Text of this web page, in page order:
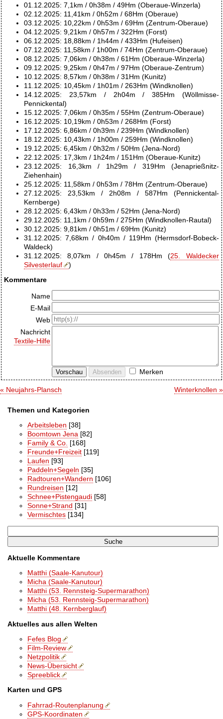
01.12.2025: 7,1km / 0h38m / 49Hm (Oberaue-Winzerla)
02.12.2025: 11,41km / 0h52m / 68Hm (Oberaue)
03.12.2025: 10,22km / 0h53m / 69Hm (Zentrum-Oberaue)
04.12.2025: 9,21km / 0h57m / 322Hm (Forst)
06.12.2025: 18,88km / 1h44m / 433Hm (Hufeisen)
07.12.2025: 11,58km / 1h00m / 74Hm (Zentrum-Oberaue)
08.12.2025: 7,06km / 0h38m / 61Hm (Oberaue-Winzerla)
09.12.2025: 9,25km / 0h47m / 97Hm (Oberaue-Zentrum)
10.12.2025: 8,57km / 0h38m / 31Hm (Kunitz)
11.12.2025: 10,45km / 1h01m / 263Hm (Windknollen)
14.12.2025: 23,57km / 2h04m / 385Hm (Wöllmisse-
Pennickental)
15.12.2025: 7,06km / 0h35m / 55Hm (Zentrum-Oberaue)
16.12.2025: 10,19km / 0h53m / 268Hm (Forst)
17.12.2025: 6,86km / 0h39m / 239Hm (Windknollen)
18.12.2025: 10,43km / 1h00m / 259Hm (Windknollen)
19.12.2025: 6,45km / 0h32m / 50Hm (Jena-Nord)
22.12.2025: 17,3km / 1h24m / 151Hm (Oberaue-Kunitz)
23.12.2025: 16,3km / 1h29m / 319Hm (Jenaprießnitz-
Ziehenhain)
25.12.2025: 11,58km / 0h53m / 78Hm (Zentrum-Oberaue)
27.12.2025: 23,53km / 2h08m / 587Hm (Pennickental-
Kernberge)
28.12.2025: 6,43km / 0h33m / 52Hm (Jena-Nord)
29.12.2025: 11,1km / 0h59m / 275Hm (Windknollen-Rautal)
30.12.2025: 9,81km / 0h51m / 69Hm (Kunitz)
31.12.2025: 7,68km / 0h40m / 119Hm (Hermsdorf-Bobeck-
Waldeck)
31.12.2025: 8,07km / 0h45m / 178Hm (25. Waldecker
Silvesterlauf
)
Kommentare
Name
E-Mail
Web
Nachricht
Textile-Hilfe
Merken
« Neujahrs-Plansch Winterknollen »
Themen und Kategorien
Arbeitsleben [38]
Boomtown Jena [82]
Family & Co. [168]
Freunde+Freizeit [119]
Laufen [93]
Paddeln+Segeln [35]
Radtouren+Wandern [106]
Rundreisen [12]
Schnee+Pistengaudi [58]
Sonne+Strand [31]
Vermischtes [134]
Aktuelle Kommentare
Matthi (Saale-Kanutour)
Micha (Saale-Kanutour)
Matthi (53. Rennsteig-Supermarathon)
Micha (53. Rennsteig-Supermarathon)
Matthi (48. Kernberglauf)
Aktuelles aus allen Welten
Fefes Blog
Film-Review
Netzpolitik
News-Übersicht
Spreeblick
Karten und GPS
Fahrrad-Routenplanung
GPS-Koordinaten